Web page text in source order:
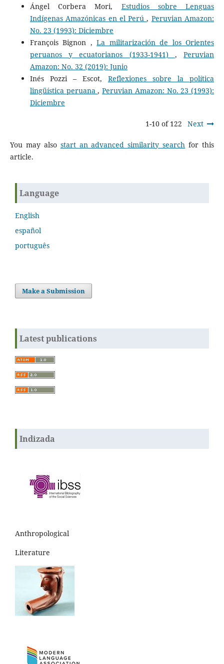
Ángel Corbera Mori, Estudios sobre Lenguas
Indígenas Amazónicas en el Perú, Peruvian Amazon:
No. 23 (1993): Diciembre
François Bignon ,La militarización de los Orientes
peruanos y ecuatorianos (1933-1941) ,Peruvian
Amazon: No. 32 (2019): Junio
Inés Pozzi – Escot,Reflexiones sobre la política
lingüística peruana,Peruvian Amazon: No. 23 (1993):
Diciembre
1-10 of 122 Next
You may also start an advanced similarity search for this
article.
Language
English
español
português
Make a Submission
Latest publications
Indizada
Anthropological
Literature